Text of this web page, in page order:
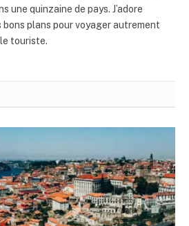
une quinzaine de pays. J’adore
bons plans pour voyager autrement
touriste.